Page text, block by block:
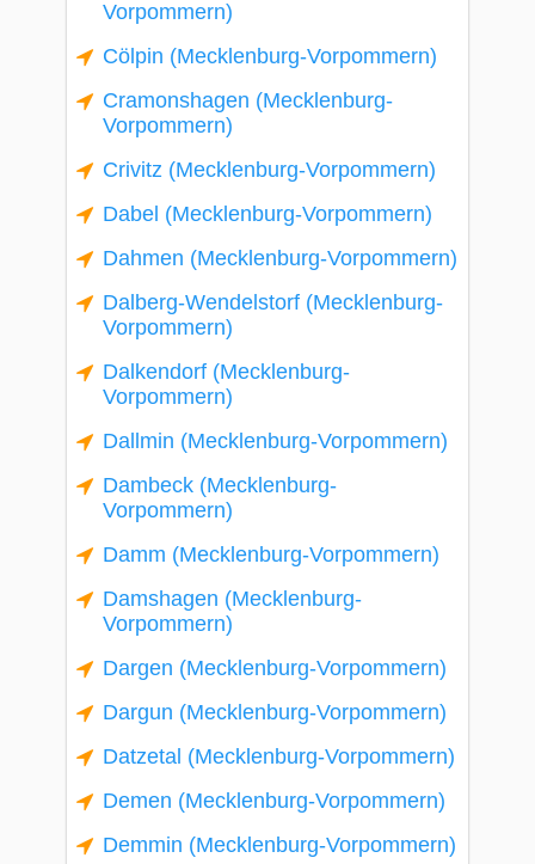
Vorpommern)
Cölpin (Mecklenburg-Vorpommern)
Cramonshagen (Mecklenburg-
Vorpommern)
Crivitz (Mecklenburg-Vorpommern)
Dabel (Mecklenburg-Vorpommern)
Dahmen (Mecklenburg-Vorpommern)
Dalberg-Wendelstorf (Mecklenburg-
Vorpommern)
Dalkendorf (Mecklenburg-
Vorpommern)
Dallmin (Mecklenburg-Vorpommern)
Dambeck (Mecklenburg-
Vorpommern)
Damm (Mecklenburg-Vorpommern)
Damshagen (Mecklenburg-
Vorpommern)
Dargen (Mecklenburg-Vorpommern)
Dargun (Mecklenburg-Vorpommern)
Datzetal (Mecklenburg-Vorpommern)
Demen (Mecklenburg-Vorpommern)
Demmin (Mecklenburg-Vorpommern)